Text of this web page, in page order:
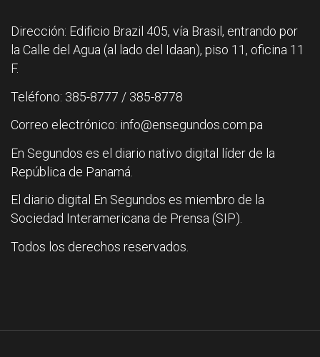
Dirección: Edificio Brazil 405, vía Brasil, entrando por
la Calle del Agua (al lado del Idaan), piso 11, oficina 11
F.
Teléfono: 385-8777 / 385-8778
Correo electrónico: info@ensegundos.com.pa
En Segundos es el diario nativo digital líder de la
República de Panamá.
El diario digital En Segundos es miembro de la
Sociedad Interamericana de Prensa (SIP).
Todos los derechos reservados.